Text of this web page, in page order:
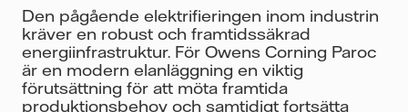
Den pågående elektrifieringen inom industrin
kräver en robust och framtidssäkrad
energiinfrastruktur. För Owens Corning Paroc
är en modern elanläggning en viktig
förutsättning för att möta framtida
produktionsbehov och samtidigt fortsätta